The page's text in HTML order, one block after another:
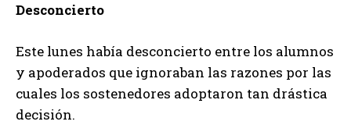
Desconcierto
Este lunes había desconcierto entre los alumnos
y apoderados que ignoraban las razones por las
cuales los sostenedores adoptaron tan drástica
decisión.